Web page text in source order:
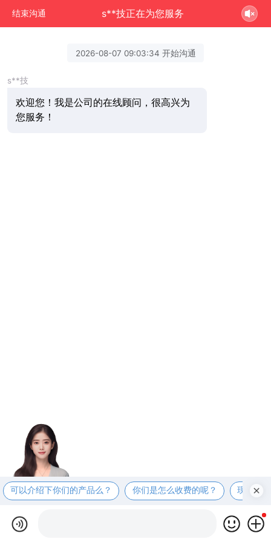
结束沟通 s**技正在为您服务
2026-08-07 09:03:34 开始沟通
s**技
欢迎您！我是公司的在线顾问，很高兴为
您服务！
可以介绍下你们的产品么？ 你们是怎么收费的呢？ 现在有